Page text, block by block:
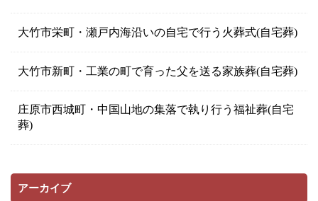
大竹市栄町・瀬戸内海沿いの自宅で行う火葬式(自宅葬)
大竹市新町・工業の町で育った父を送る家族葬(自宅葬)
庄原市西城町・中国山地の集落で執り行う福祉葬(自宅
葬)
アーカイブ